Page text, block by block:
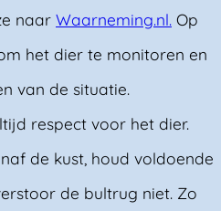
naar Waarneming.nl. Op
het dier te monitoren en
van de situatie.
respect voor het dier.
de kust, houd voldoende
de bultrug niet. Zo